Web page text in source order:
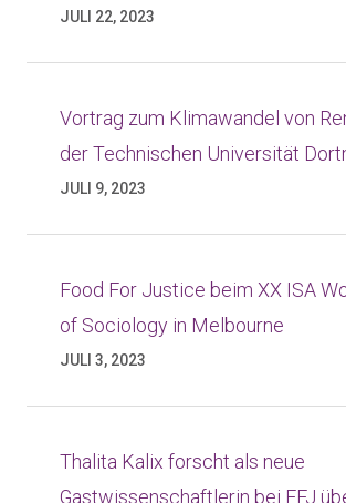
JULI 22, 2023
Vortrag zum Klimawandel von
der Technischen Universität
JULI 9, 2023
Food For Justice beim XX ISA
of Sociology in Melbourne
JULI 3, 2023
Thalita Kalix forscht als neue
Gastwissenschaftlerin bei FFJ